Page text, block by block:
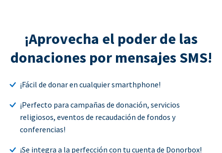
¡Aprovecha el poder de las
donaciones por mensajes SMS!
¡Fácil de donar en cualquier smarthphone!
¡Perfecto para campañas de donación, servicios
religiosos, eventos de recaudación de fondos y
conferencias!
¡Se integra a la perfección con tu cuenta de Donorbox!